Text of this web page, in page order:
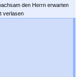
den Herrn erwarten
verlasen